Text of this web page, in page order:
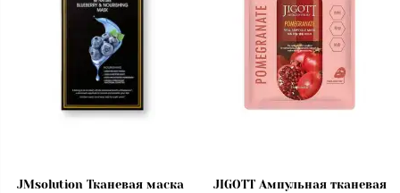
JMsolution Тканевая маска
JIGOTT Ампульная тканевая